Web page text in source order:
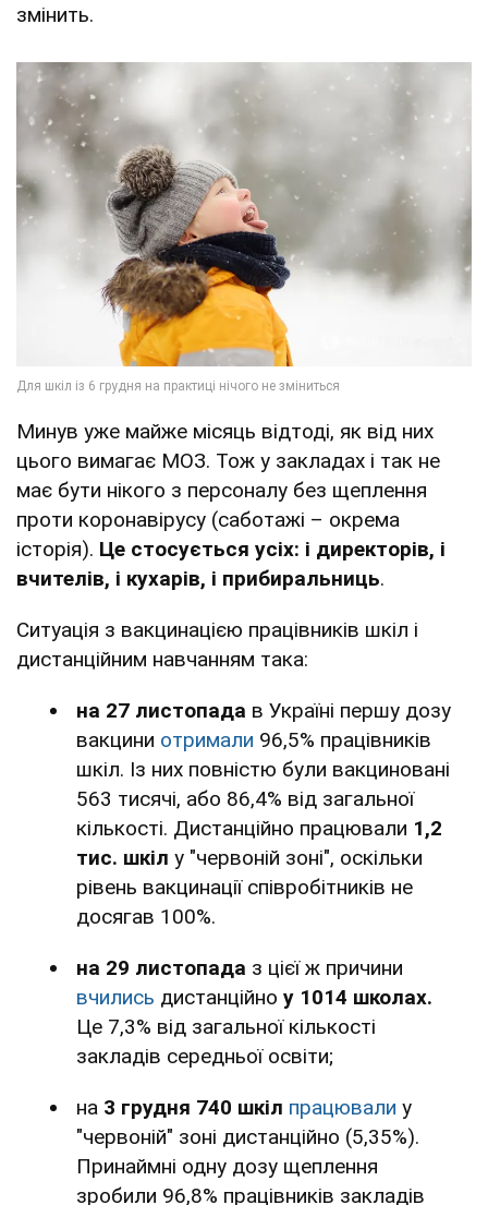
змінить.
Минув уже майже місяць відтоді, як від них
цього вимагає МОЗ. Тож у закладах і так не
має бути нікого з персоналу без щеплення
проти коронавірусу (саботажі – окрема
історія). Це стосується усіх: і директорів, і
вчителів, і кухарів, і прибиральниць.
Ситуація з вакцинацією працівників шкіл і
дистанційним навчанням така:
на 27 листопада в Україні першу дозу
вакцини отримали 96,5% працівників
шкіл. Із них повністю були вакциновані
563 тисячі, або 86,4% від загальної
кількості. Дистанційно працювали 1,2
тис. шкіл у "червоній зоні", оскільки
рівень вакцинації співробітників не
досягав 100%.
на 29 листопада з цієї ж причини
вчились дистанційно у 1014 школах.
Це 7,3% від загальної кількості
закладів середньої освіти;
на 3 грудня 740 шкіл працювали у
"червоній" зоні дистанційно (5,35%).
Принаймні одну дозу щеплення
зробили 96,8% працівників закладів